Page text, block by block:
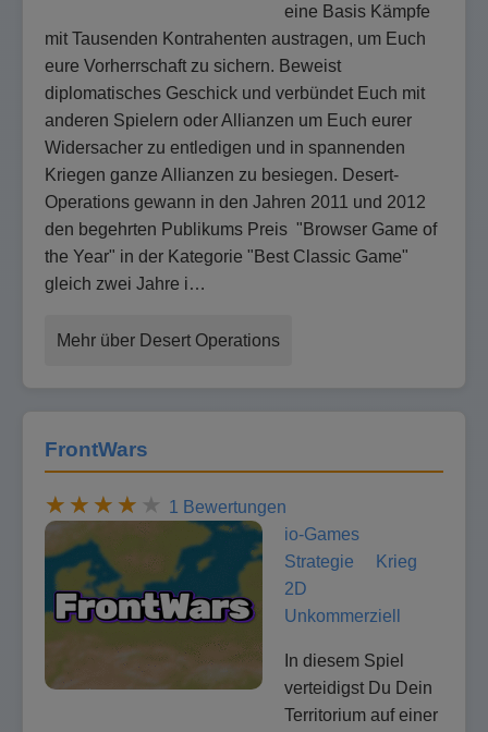
eine Basis Kämpfe
mit Tausenden Kontrahenten austragen, um Euch
eure Vorherrschaft zu sichern. Beweist
diplomatisches Geschick und verbündet Euch mit
anderen Spielern oder Allianzen um Euch eurer
Widersacher zu entledigen und in spannenden
Kriegen ganze Allianzen zu besiegen. Desert-
Operations gewann in den Jahren 2011 und 2012
den begehrten Publikums Preis "Browser Game of
the Year" in der Kategorie "Best Classic Game"
gleich zwei Jahre i…
Mehr über Desert Operations
FrontWars
1 Bewertungen
io-Games
Strategie
Krieg
2D
Unkommerziell
In diesem Spiel
verteidigst Du Dein
Territorium auf einer